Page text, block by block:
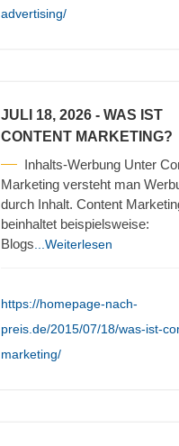
advertising/
JULI 18, 2026 - WAS IST
CONTENT MARKETING?
Inhalts-Werbung Unter
Marketing versteht man
durch Inhalt. Content
beinhaltet beispielsweise:
Blogs ...Weiterlesen
https://homepage-nach-
preis.de/2015/07/18/was-ist-
marketing/